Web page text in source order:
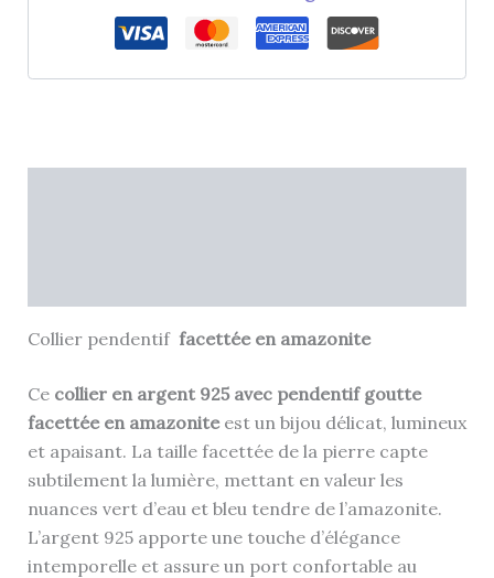
Collier pendentif facettée en amazonite
Ce collier en argent 925 avec pendentif goutte
facettée en amazoniteest un bijou délicat, lumineux
et apaisant. La taille facettée de la pierre capte
subtilement la lumière, mettant en valeur les
nuances vert d’eau et bleu tendre de l’amazonite.
L’argent 925 apporte une touche d’élégance
intemporelle et assure un port confortable au